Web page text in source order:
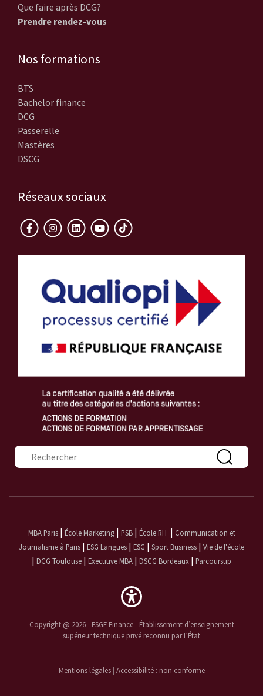
Que faire après DCG?
Prendre rendez-vous
Nos formations
BTS
Bachelor finance
DCG
Passerelle
Mastères
DSCG
Réseaux sociaux
Formulaire de recherche
MBA Paris| École Marketing| PSB| École RH | Communication et
Journalisme à Paris | ESG Langues | ESG | Sport Business | Vie de l'école
| DCG Toulouse | Executive MBA | DSCG Bordeaux | Parcoursup
Copyright @ 2026 - ESGF Finance - Établissement d’enseignement
supérieur technique privé reconnu par l’État
Mentions légales| Accessibilité : non conforme